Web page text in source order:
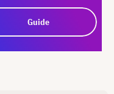
Guide